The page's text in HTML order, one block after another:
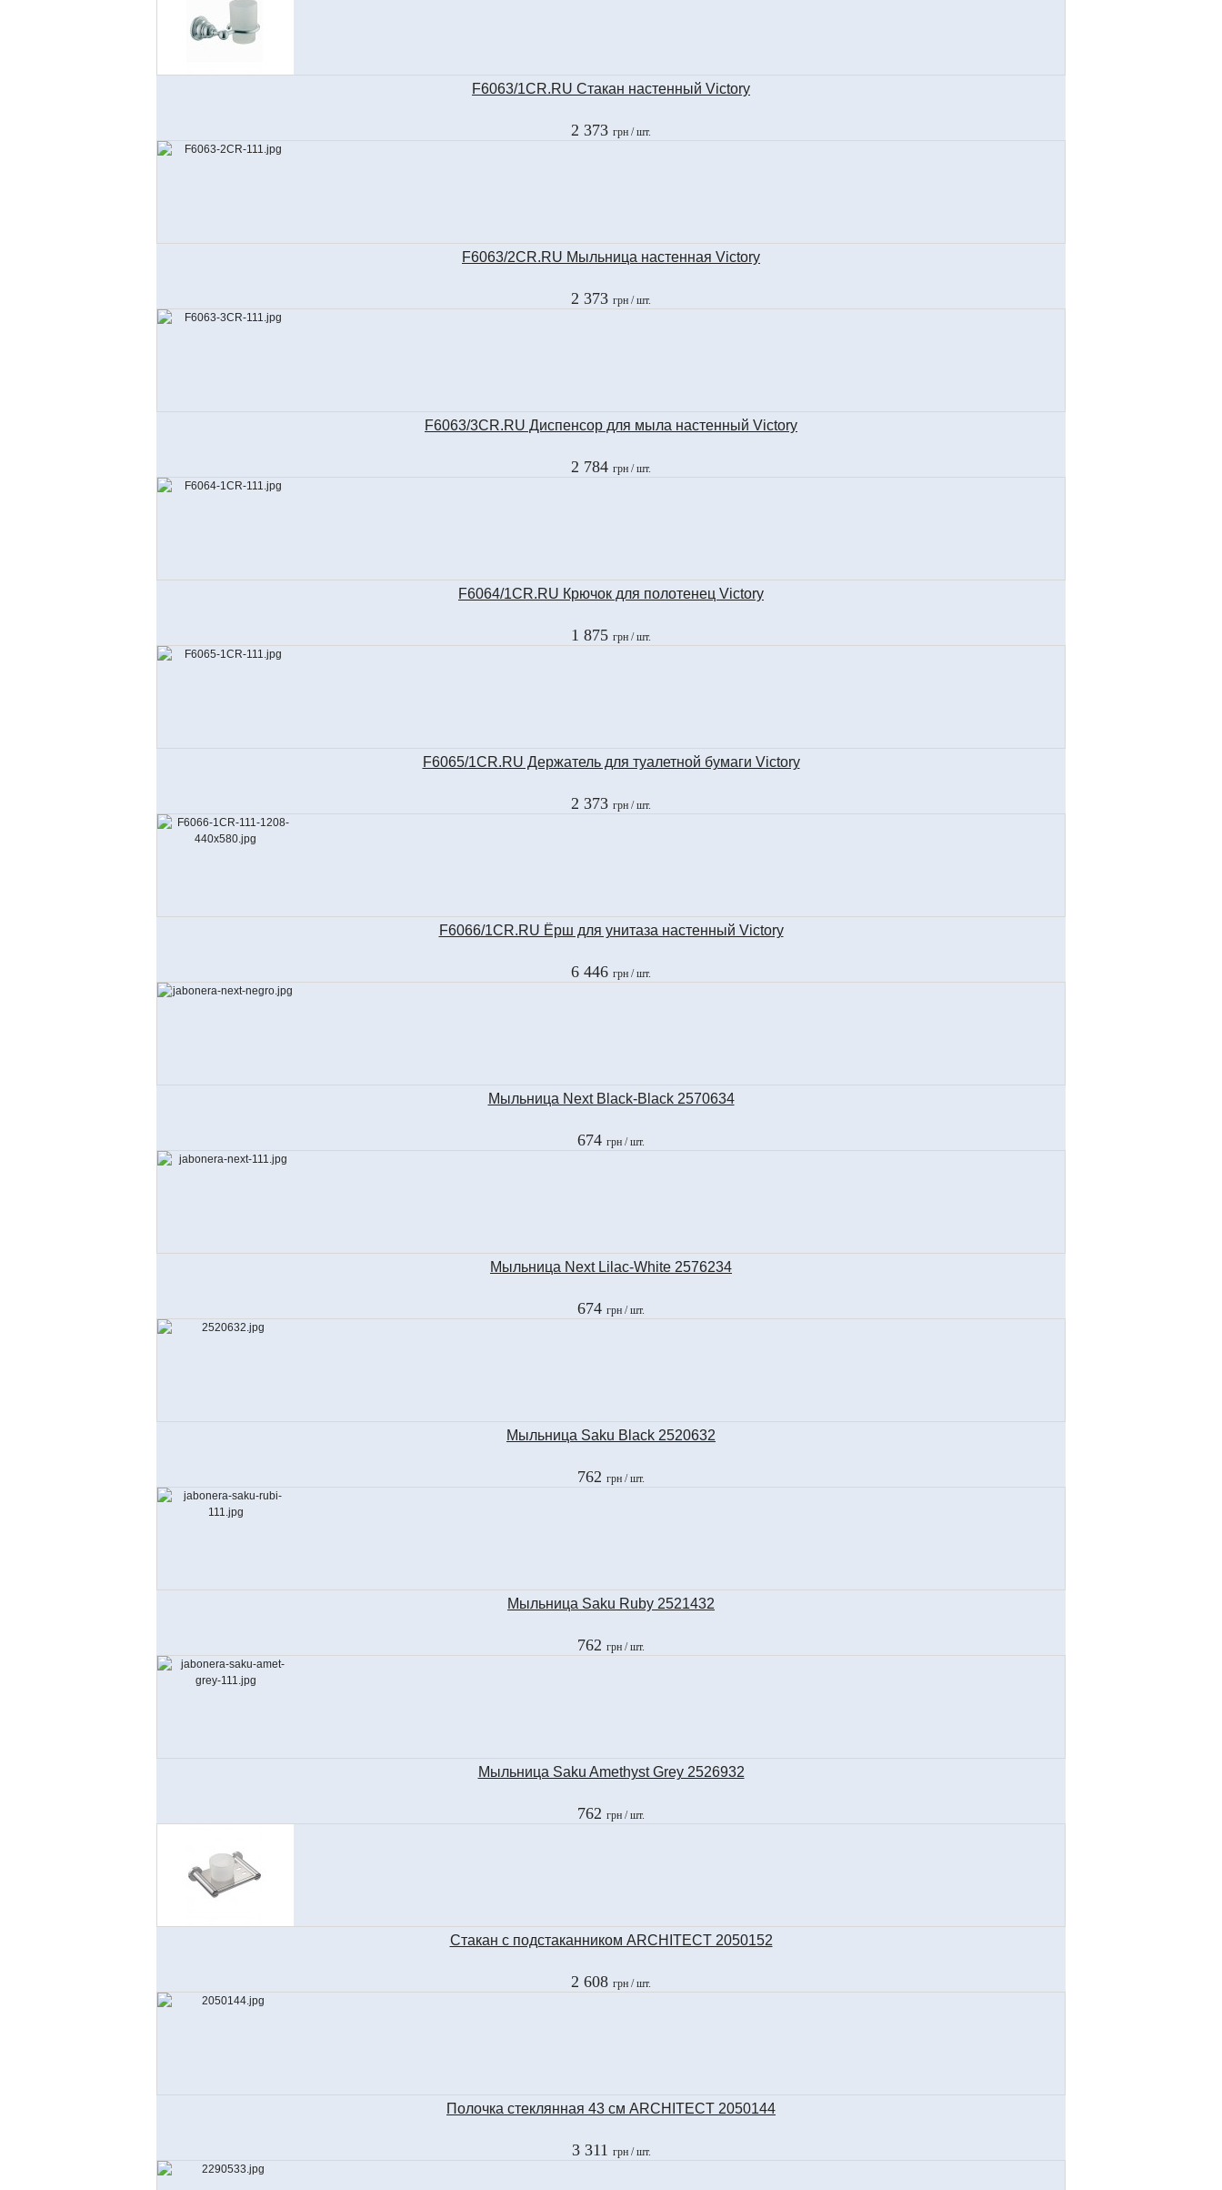
F6063/1CR.RU Стакан настенный Victory
2 373 грн / шт.
F6063/2CR.RU Мыльница настенная Victory
2 373 грн / шт.
F6063/3CR.RU Диспенсор для мыла настенный Victory
2 784 грн / шт.
F6064/1CR.RU Крючок для полотенец Victory
1 875 грн / шт.
F6065/1CR.RU Держатель для туалетной бумаги Victory
2 373 грн / шт.
F6066/1CR.RU Ёрш для унитаза настенный Victory
6 446 грн / шт.
Мыльница Next Black-Black 2570634
674 грн / шт.
Мыльница Next Lilac-White 2576234
674 грн / шт.
Мыльница Saku Black 2520632
762 грн / шт.
Мыльница Saku Ruby 2521432
762 грн / шт.
Мыльница Saku Amethyst Grey 2526932
762 грн / шт.
Стакан с подстаканником ARCHITECT 2050152
2 608 грн / шт.
Полочка стеклянная 43 см ARCHITECT 2050144
3 311 грн/ шт.